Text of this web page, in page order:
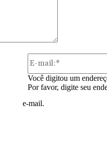
Você digitou um
Por favor, digite seu
e-mail.